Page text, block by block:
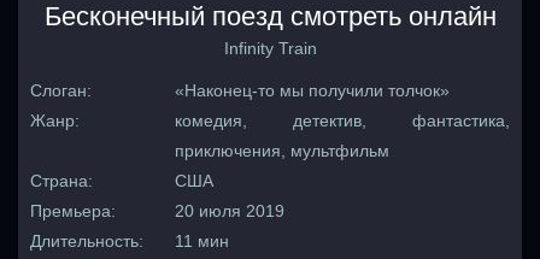
Бесконечный поезд смотреть онлайн
Infinity Train
Слоган:
«Наконец-то мы получили толчок»
Жанр:
комедия, детектив, фантастика,
приключения, мультфильм
Страна:
США
Премьера:
20 июля 2019
Длительность:
11 мин